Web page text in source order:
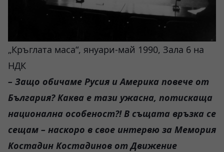
„Кръглата маса“, януари-май 1990, Зала 6 на
НДК
– Защо обичаме Русия и Америка повече от
България? Каква е тази ужасна, потискаща
национална особеност?! В същата връзка се
сещам – наскоро в свое интервю за Мемория
Костадин Костадинов от Движение